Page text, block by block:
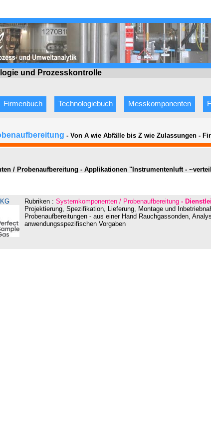
und Prozesskontrolle
Firmenbuch Technologiebuch Messkomponenten
- Von A wie Abfälle bis Z wie Zulassungen -
/ Probenaufbereitung - Applikationen "Instrumentenluft -
Rubriken : Systemkomponenten / Probenaufbereitung -
Projektierung, Spezifikation, Lieferung, Montage und
Probenaufbereitungen - aus einer Hand Rauchgassonden,
anwendungsspezifischen Vorgaben